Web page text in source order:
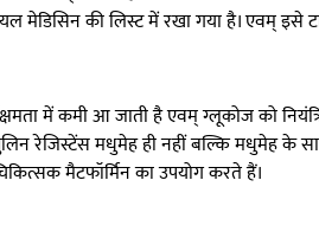
मेडिसिन की लिस्ट में रखा गया है। एवम्
में कमी आ जाती है एवम् ग्लूकोज को
रेजिस्टेंस मधुमेह ही नहीं बल्कि मधुमेह के
मैटफॉर्मिन का उपयोग करते हैं।